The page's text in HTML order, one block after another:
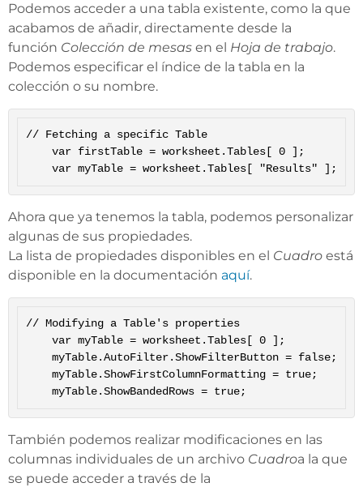
Podemos acceder a una tabla existente, como la que
acabamos de añadir, directamente desde la
función Colección de mesas en el Hoja de trabajo.
Podemos especificar el índice de la tabla en la
colección o su nombre.
// Fetching a specific Table
Ahora que ya tenemos la tabla, podemos personalizar
algunas de sus propiedades.
La lista de propiedades disponibles en el Cuadro está
disponible en la documentación aquí.
// Modifying a Table's properties
También podemos realizar modificaciones en las
columnas individuales de un archivo Cuadroa la que
se puede acceder a través de la